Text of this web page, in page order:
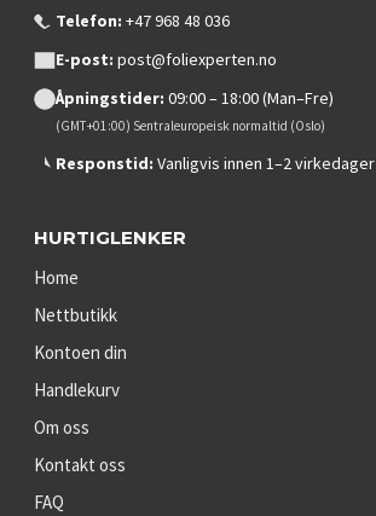
Telefon: +47 968 48 036
E-post: post@foliexperten.no
Åpningstider: 09:00 – 18:00 (Man–Fre)
(GMT+01:00) Sentraleuropeisk normaltid (Oslo)
Responstid: Vanligvis innen 1–2 virkedager
HURTIGLENKER
Home
Nettbutikk
Kontoen din
Handlekurv
Om oss
Kontakt oss
FAQ